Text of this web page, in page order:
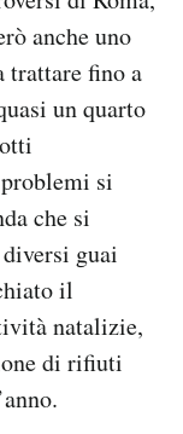
anche uno
trattare fino a
un quarto
si
che si
guai
il
natalizie,
di rifiuti